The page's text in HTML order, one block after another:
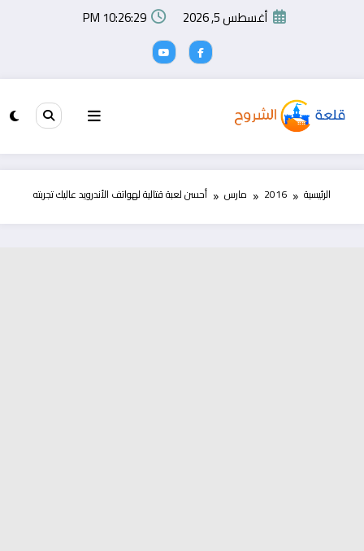
أغسطس 5, 2026 10:26:29 PM
الرئيسية 2016 مارس أحسن لعبة قتالية لهواتف الأندرويد عاليك تجربته